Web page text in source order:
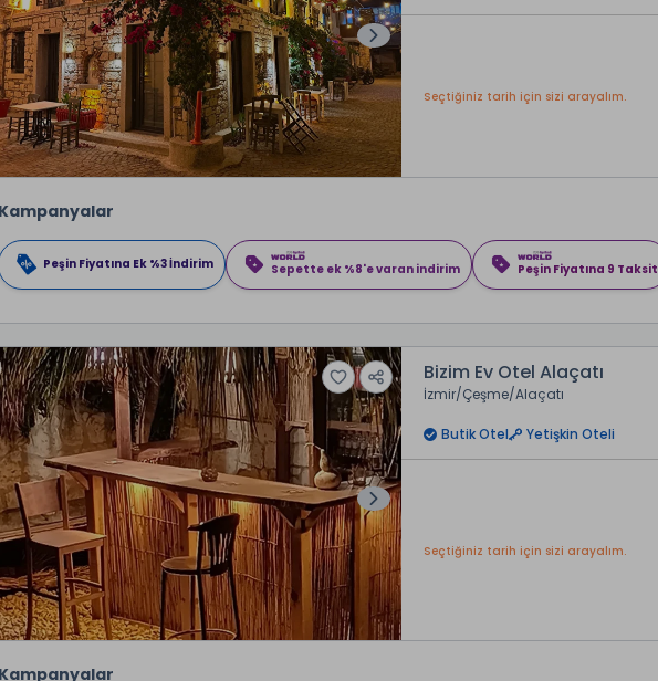
Seçtiğiniz tarih için sizi arayalım.
Kampanyalar
Peşin Fiyatına Ek %3 İndirim Sepette ek %8'e varan indirim Peşin Fiyatına 9 Taksit
Bizim Ev Otel Alaçatı
İzmir Çeşme Alaçatı
Butik Otel Yetişkin Oteli
Seçtiğiniz tarih için sizi arayalım.
Kampanyalar